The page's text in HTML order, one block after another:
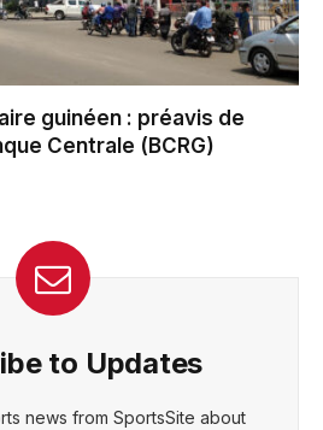
guinéen : préavis de
Centrale (BCRG)
to Updates
news from SportsSite about